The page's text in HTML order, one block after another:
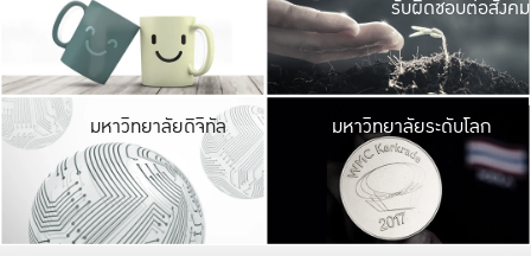
เปิดประ
และพบเรื่องราวใ
รับผิดชอบต่อสังคม
มหาวิทยาลัยดิจิทัล มหาวิ
เปลี่ยนแปลง แล
เพื่อทำง
ระบบสารสนเทศ
มหาวิทยาลัยระดับโลก